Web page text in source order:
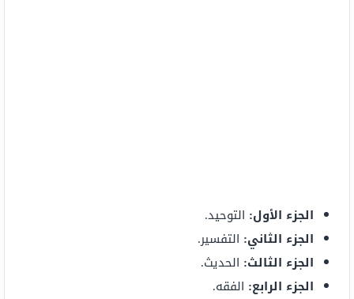
الجزء الأول: التوحيد.
الجزء الثاني: التفسير.
الجزء الثالث: الحديث.
الجزء الرابع: الفقه.